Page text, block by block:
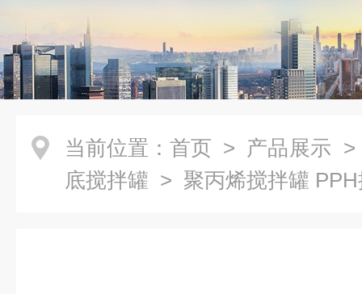
当前位置： 首页 > 产品展示
底搅拌罐 > 聚丙烯搅拌罐